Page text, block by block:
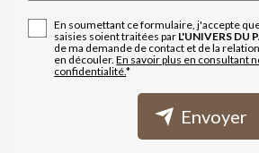
En soumettant ce formulaire, j'accepte
saisies soient traitées par L'UNIVERS DU
de ma demande de contact et de la
en découler.En savoir plus en consultant
confidentialité.*
Envoyer